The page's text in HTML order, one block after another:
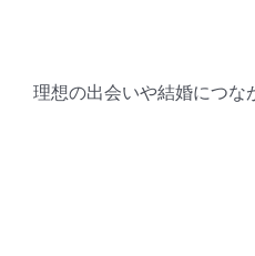
理想の出会いや結婚につな